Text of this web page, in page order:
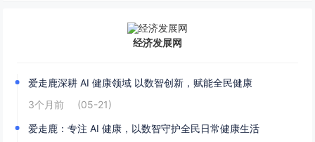
经济发展网
爱走鹿深耕 AI 健康领域 以数智创新，赋能全民健康
3个月前
(05-21)
爱走鹿：专注 AI 健康，以数智守护全民日常健康生活